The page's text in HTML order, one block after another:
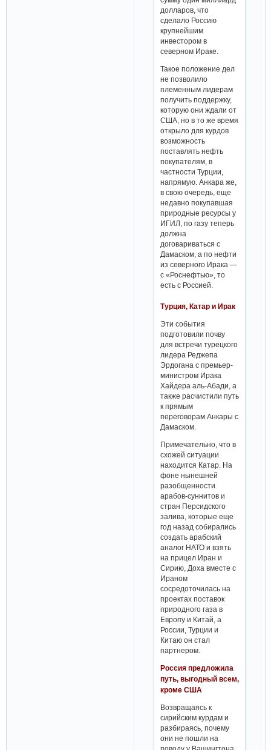
долларов, что
сделало Россию
крупнейшим
инвестором в
северном Ираке.
Такое положение дел
не позволило
племенным лидерам
получить поддержку,
которую они ждали от
США, но в то же время
открыло для курдов
возможность
поставлять нефть
покупателям, в
частности Турции,
напрямую. Анкара же,
в свою очередь, еще
недавно покупавшая
природные ресурсы у
ИГИЛ, по газу теперь
должна
договариваться с
Дамаском, а по нефти
из северного Ирака —
с «Роснефтью», то
есть с Россией.
Турция, Катар и Ирак
Эти события
подготовили почву
для встречи турецкого
лидера Реджепа
Эрдогана с премьер-
министром Ирака
Хайдера аль-Абади, а
также расчистили путь
к прямым
переговорам Анкары с
Дамаском.
Примечательно, что в
схожей ситуации
находится Катар. На
фоне нынешней
разобщенности
арабов-суннитов и
стран Персидского
залива, которые еще
год назад собирались
создать арабский
аналог НАТО и взять
на прицел Иран и
Сирию, Доха вместе с
Ираном
сосредоточилась на
проектах поставок
природного газа в
Европу и Китай, а
России, Турции и
Китаю он стал
партнером.
Россия предложила
путь, выгодный всем,
кроме США
Возвращаясь к
сирийским курдам и
разбираясь, почему
они не пошли на